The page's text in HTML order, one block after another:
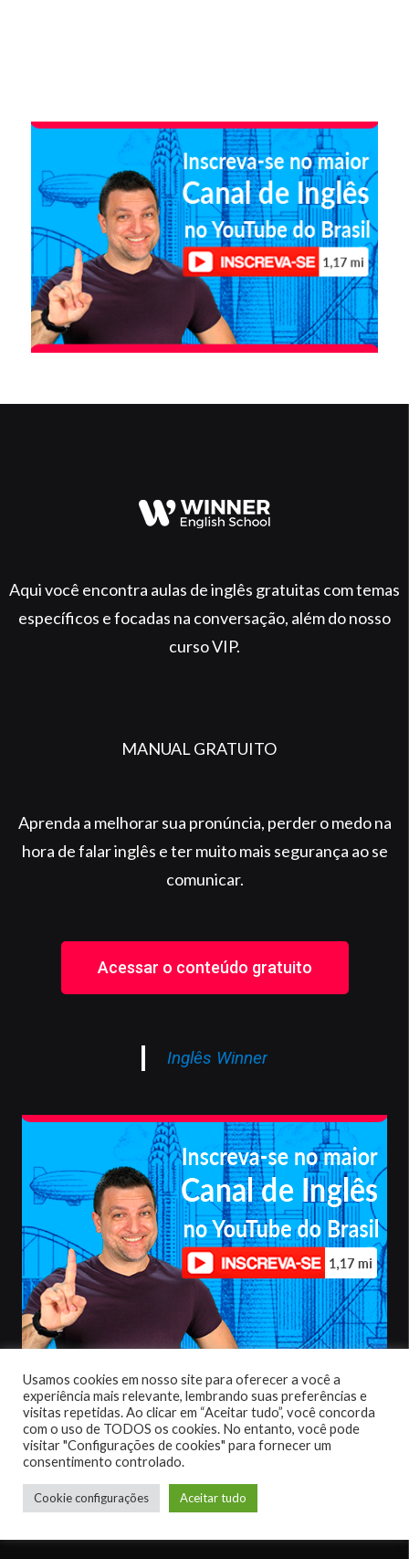
Usamos cookies em nosso site para oferecer a você a
experiência mais relevante, lembrando suas preferências e
visitas repetidas. Ao clicar em “Aceitar tudo”, você concorda
com o uso de TODOS os cookies. No entanto, você pode
visitar "Configurações de cookies" para fornecer um
consentimento controlado.
Cookie configurações Aceitar tudo
Aqui você encontra aulas de inglês gratuitas com temas
específicos e focadas na conversação, além do nosso
curso VIP.
MANUAL GRATUITO
Aprenda a melhorar sua pronúncia, perder o medo na
hora de falar inglês e ter muito mais segurança ao se
comunicar.
Acessar o conteúdo gratuito
Inglês Winner
Política de privacidade|Termos de uso